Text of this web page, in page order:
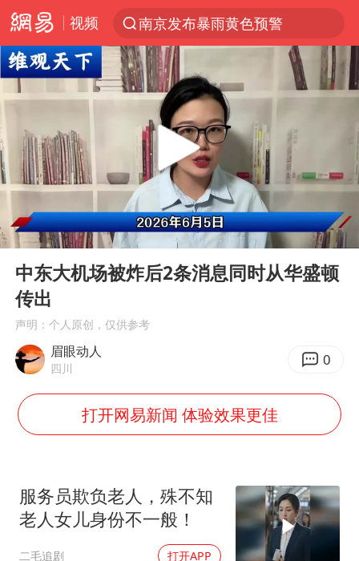
视频
南京发布暴雨黄色预警
跨界融合拉长夏日经济消费链条
上海有出现龙卷潜势
今日15时起福州地铁高架区段停运
白海豚将给京津冀带来大暴雨
王艺迪2-4不敌张本美和止步4强
国足U17与阿森纳决赛取消 并列冠军
《披荆斩棘》阵容官宣
泰国：高度重视中国游客旅游体验
白海豚或提早3小时登陆
《龙餐馆》 冲奖
蒯曼挺进WTT横滨冠军赛女单四强
武契奇会见泽连斯基有何意图
Play
00:00 04:21
中东大机场被炸后2条消息同时从华盛顿
传出
声明：个人原创，仅供参考
眉眼动人
四川 0
打开网易新闻 体验效果更佳
服务员欺负老人，殊不知
老人女儿身份不一般！
二毛追剧 打开APP